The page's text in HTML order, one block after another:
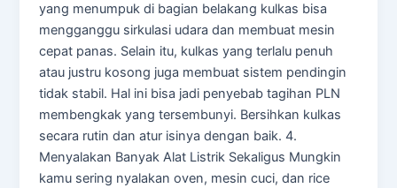
yang menumpuk di bagian belakang kulkas bisa
mengganggu sirkulasi udara dan membuat mesin
cepat panas. Selain itu, kulkas yang terlalu penuh
atau justru kosong juga membuat sistem pendingin
tidak stabil. Hal ini bisa jadi penyebab tagihan PLN
membengkak yang tersembunyi. Bersihkan kulkas
secara rutin dan atur isinya dengan baik. 4.
Menyalakan Banyak Alat Listrik Sekaligus Mungkin
kamu sering nyalakan oven, mesin cuci, dan rice